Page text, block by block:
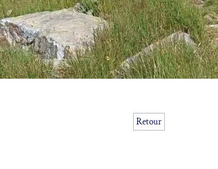
Retour